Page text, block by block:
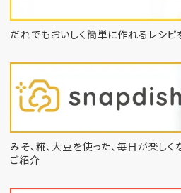
だれでもおいしく簡単に作れるレシピ
みそ、糀、大豆を使った、毎日が楽し
ご紹介